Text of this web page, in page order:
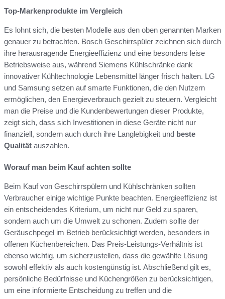
Top-Markenprodukte im Vergleich
Es lohnt sich, die besten Modelle aus den oben genannten Marken
genauer zu betrachten. Bosch Geschirrspüler zeichnen sich durch
ihre herausragende Energieeffizienz und eine besonders leise
Betriebsweise aus, während Siemens Kühlschränke dank
innovativer Kühltechnologie Lebensmittel länger frisch halten. LG
und Samsung setzen auf smarte Funktionen, die den Nutzern
ermöglichen, den Energieverbrauch gezielt zu steuern. Vergleicht
man die Preise und die Kundenbewertungen dieser Produkte,
zeigt sich, dass sich Investitionen in diese Geräte nicht nur
finanziell, sondern auch durch ihre Langlebigkeit und beste
Qualität auszahlen.
Worauf man beim Kauf achten sollte
Beim Kauf von Geschirrspülern und Kühlschränken sollten
Verbraucher einige wichtige Punkte beachten. Energieeffizienz ist
ein entscheidendes Kriterium, um nicht nur Geld zu sparen,
sondern auch um die Umwelt zu schonen. Zudem sollte der
Geräuschpegel im Betrieb berücksichtigt werden, besonders in
offenen Küchenbereichen. Das Preis-Leistungs-Verhältnis ist
ebenso wichtig, um sicherzustellen, dass die gewählte Lösung
sowohl effektiv als auch kostengünstig ist. Abschließend gilt es,
persönliche Bedürfnisse und Küchengrößen zu berücksichtigen,
um eine informierte Entscheidung zu treffen und die